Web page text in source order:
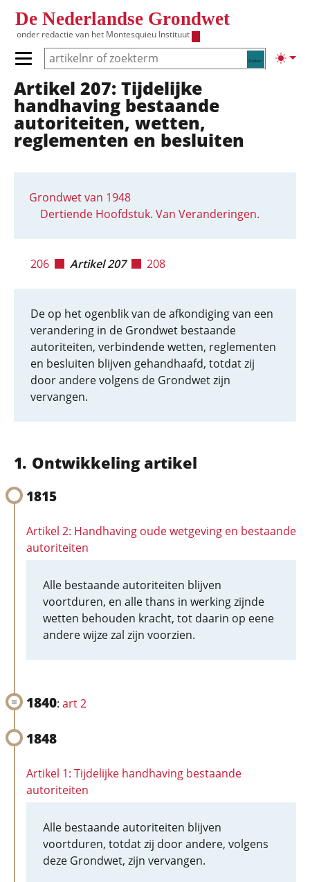
De Nederlandse Grondwet
onder redactie van het Montesquieu Instituut
Zoeken
Primair menu tonen/verbergen
Hoofdnavigatie
Artikel 207: Tijdelijke
handhaving bestaande
autoriteiten, wetten,
reglementen en besluiten
Grondwet van 1948
Dertiende Hoofdstuk. Van Veranderingen.
206 Artikel 207 208
De op het ogenblik van de afkondiging van een
verandering in de Grondwet bestaande
autoriteiten, verbindende wetten, reglementen
en besluiten blijven gehandhaafd, totdat zij
door andere volgens de Grondwet zijn
vervangen.
Ontwikkeling artikel
1815
Artikel 2: Handhaving oude wetgeving en bestaande
autoriteiten
Alle bestaande autoriteiten blijven
voortduren, en alle thans in werking zijnde
wetten behouden kracht, tot daarin op eene
andere wijze zal zijn voorzien.
1840: art 2
1848
Artikel 1: Tijdelijke handhaving bestaande
autoriteiten
Alle bestaande autoriteiten blijven
voortduren, totdat zij door andere, volgens
deze Grondwet, zijn vervangen.